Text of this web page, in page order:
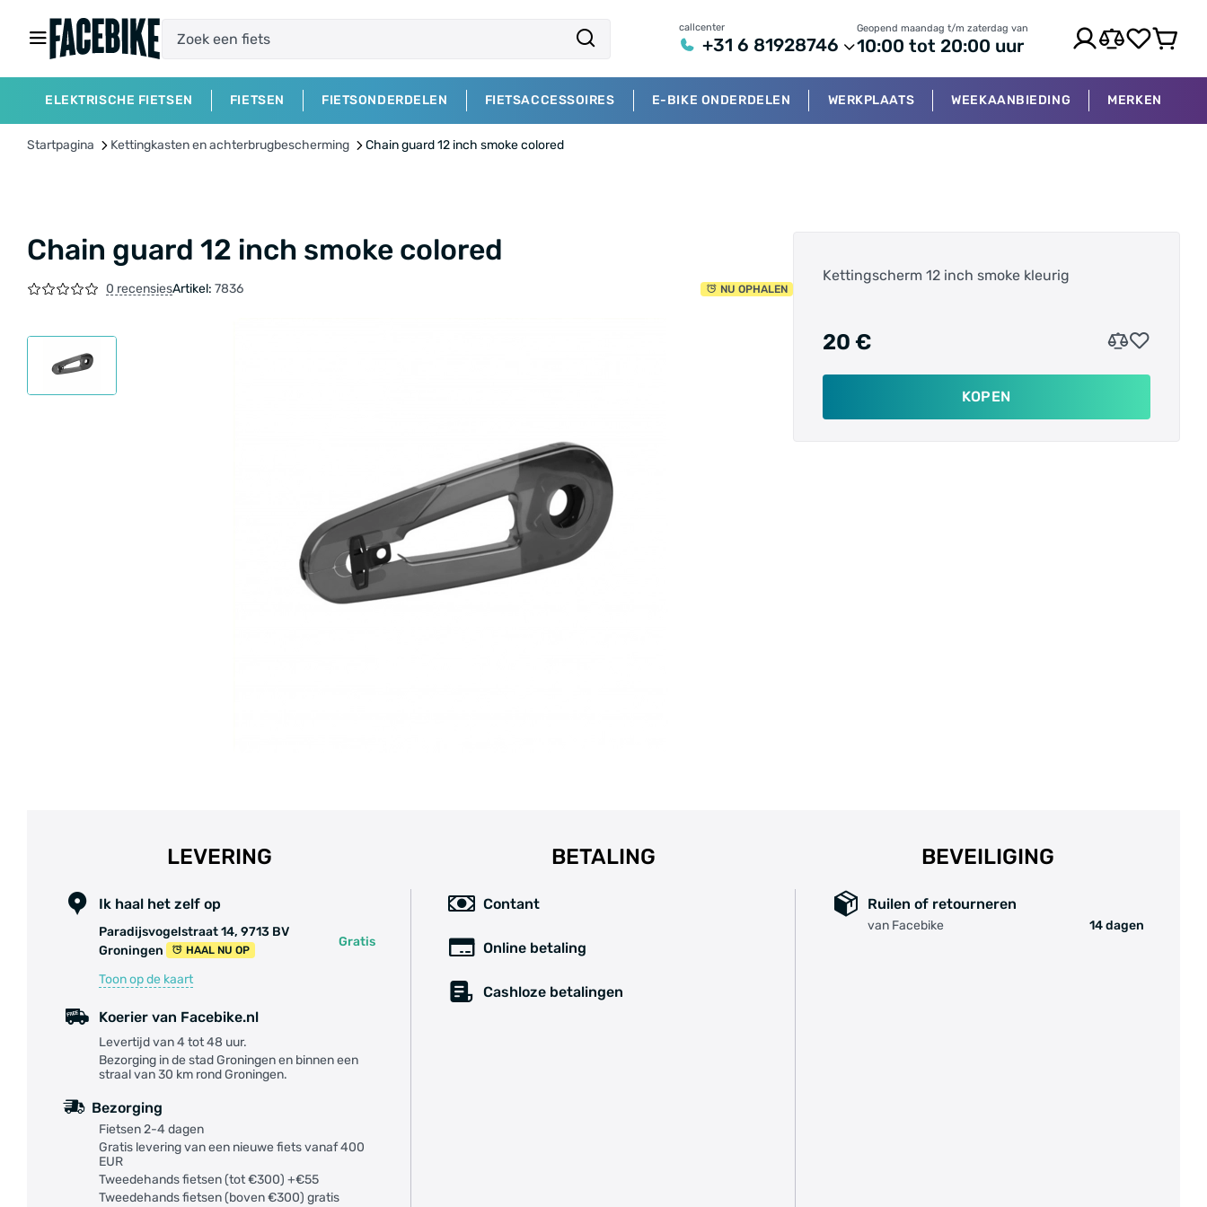
callcenter
+31 6 81928746
Geopend maandag t/m zaterdag van
10:00 tot 20:00 uur
ELEKTRISCHE FIETSEN FIETSEN FIETSONDERDELEN FIETSACCESSOIRES E-BIKE ONDERDELEN WERKPLAATS WEEKAANBIEDING MERKEN
Startpagina Kettingkasten en achterbrugbescherming Chain guard 12 inch smoke colored
Chain guard 12 inch smoke colored
0 recensiesArtikel: 7836 NU OPHALEN
Kettingscherm 12 inch smoke kleurig
20 €
KOPEN
LEVERING
Ik haal het zelf op
Paradijsvogelstraat 14, 9713 BV
Groningen
HAAL NU OP
Gratis
Toon op de kaart
Koerier van Facebike.nl
Levertijd van 4 tot 48 uur.
Bezorging in de stad Groningen en binnen een
straal van 30 km rond Groningen.
Bezorging
Fietsen 2-4 dagen
Gratis levering van een nieuwe fiets vanaf 400
EUR
Tweedehands fietsen (tot €300) +€55
Tweedehands fietsen (boven €300) gratis
BETALING
Contant
Online betaling
Cashloze betalingen
BEVEILIGING
Ruilen of retourneren
van Facebike 14 dagen